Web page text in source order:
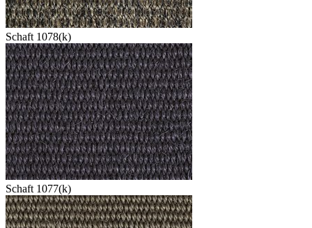
Schaft 1078(k)
Schaft 1077(k)